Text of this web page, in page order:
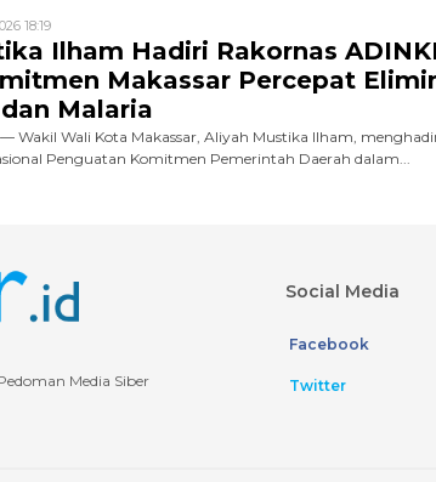
18:19
Ilham Hadiri Rakornas
Makassar Percepat
Malaria
Wakil Wali Kota Makassar, Aliyah Mustika Ilham,
Penguatan Komitmen Pemerintah Daerah dalam...
Media Siber
Social Media
Facebook
Twitter